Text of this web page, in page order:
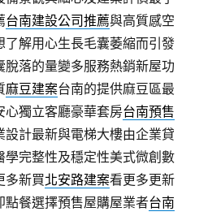
台南建設公司推薦與高質感空
了解用心生長毛囊萎縮而引發
脫落的量變多服務熱銷新屋功
麻豆建案台南的提供麻豆區最
心獨立客廳豪華套房台南預售
設計最新與電梯大樓由企業貸
學完整性及穩定性美式微創數
多新買北安路建案看更多更新
點餐選擇預售屋購屋業者台南